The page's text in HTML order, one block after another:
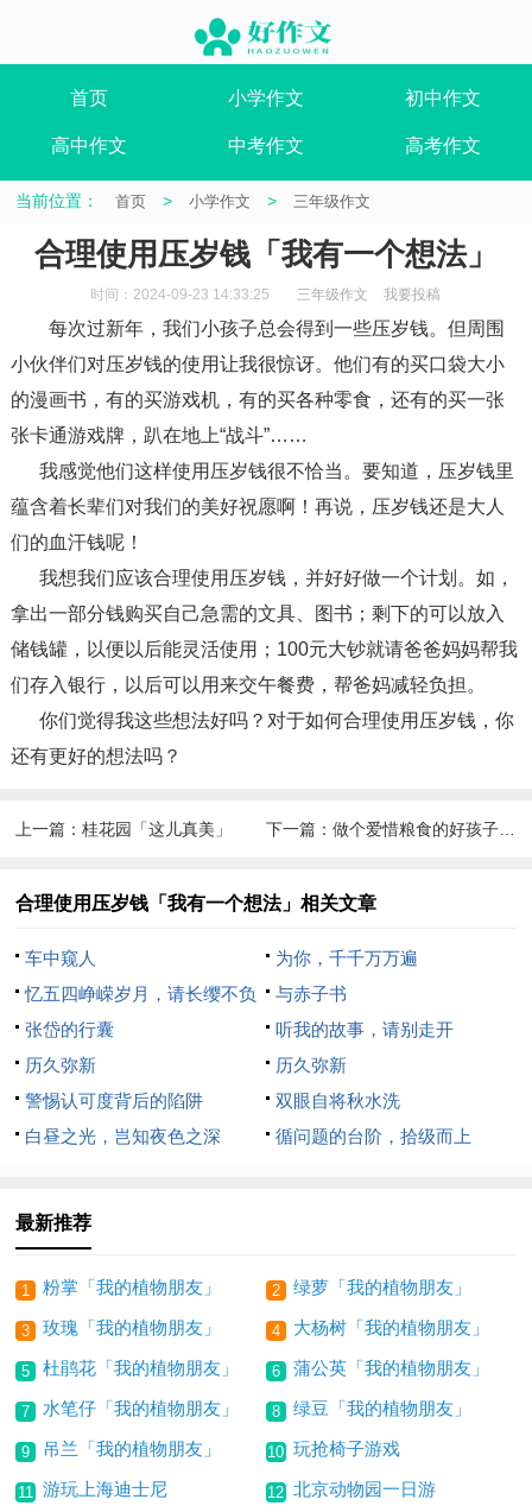
首页 小学作文 初中作文
高中作文 中考作文 高考作文
当前位置： 首页 > 小学作文 > 三年级作文
合理使用压岁钱「我有一个想法」
时间：2024-09-23 14:33:25 三年级作文 我要投稿
每次过新年，我们小孩子总会得到一些压岁钱。但周围
小伙伴们对压岁钱的使用让我很惊讶。他们有的买口袋大小
的漫画书，有的买游戏机，有的买各种零食，还有的买一张
张卡通游戏牌，趴在地上“战斗”……
我感觉他们这样使用压岁钱很不恰当。要知道，压岁钱里
蕴含着长辈们对我们的美好祝愿啊！再说，压岁钱还是大人
们的血汗钱呢！
我想我们应该合理使用压岁钱，并好好做一个计划。如，
拿出一部分钱购买自己急需的文具、图书；剩下的可以放入
储钱罐，以便以后能灵活使用；100元大钞就请爸爸妈妈帮我
们存入银行，以后可以用来交午餐费，帮爸妈减轻负担。
你们觉得我这些想法好吗？对于如何合理使用压岁钱，你
还有更好的想法吗？
上一篇：桂花园「这儿真美」 下一篇： 做个爱惜粮食的好孩子「我有一个想法」
合理使用压岁钱「我有一个想法」相关文章
车中窥人
为你，千千万万遍
忆五四峥嵘岁月，请长缨不负
青春
与赤子书
张岱的行囊
听我的故事，请别走开
历久弥新
历久弥新
警惕认可度背后的陷阱
双眼自将秋水洗
白昼之光，岂知夜色之深
循问题的台阶，拾级而上
最新推荐
1 粉掌「我的植物朋友」 2 绿萝「我的植物朋友」
3 玫瑰「我的植物朋友」 4 大杨树「我的植物朋友」
5 杜鹃花「我的植物朋友」 6 蒲公英「我的植物朋友」
7 水笔仔「我的植物朋友」 8 绿豆「我的植物朋友」
9 吊兰「我的植物朋友」 10 玩抢椅子游戏
11 游玩上海迪士尼 12 北京动物园一日游